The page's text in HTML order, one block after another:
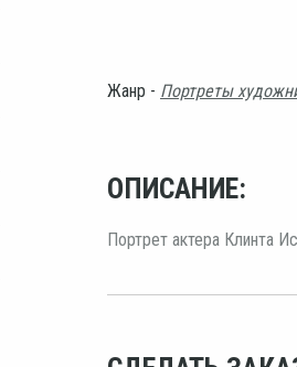
Жанр - Портреты
ОПИСАНИЕ:
Портрет актера Клинта